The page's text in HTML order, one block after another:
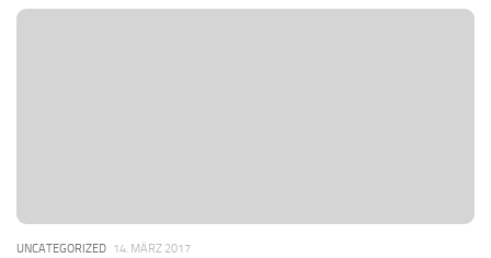
UNCATEGORIZED 14. MÄRZ 2017